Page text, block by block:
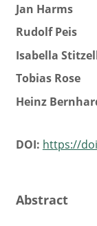
Jan Harms
Rudolf Peis
Isabella
Tobias Rose
Heinz
DOI: https://
Abstract